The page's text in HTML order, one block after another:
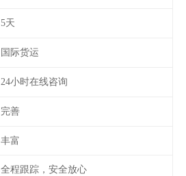
5天
国际货运
24小时在线咨询
完善
丰富
全程跟踪，安全放心